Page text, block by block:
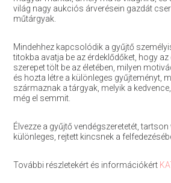
világ nagy aukciós árverésein gazdát
műtárgyak.
Mindehhez kapcsolódik a gyűjtő
titokba avatja be az érdeklődőket, hogy
szerepet tölt be az életében, milyen
és hozta létre a különleges gyűjteményt,
származnak a tárgyak, melyik a
még el semmit.
Élvezze a gyűjtő vendégszeretetét, tartson
különleges, rejtett kincsnek a
További részletekért és információkért